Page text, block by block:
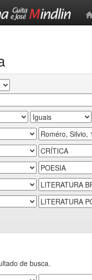
de busca.